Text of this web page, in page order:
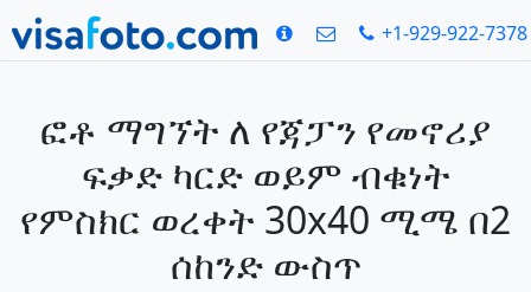
+1-929-922-7378
ፎቶ ማግኘት ለ የጃፓን የመኖሪያ
ፍቃድ ካርድ ወይም ብቁነት
የምስክር ወረቀት 30x40 ሚሜ በ2
ሰከንድ ውስጥ